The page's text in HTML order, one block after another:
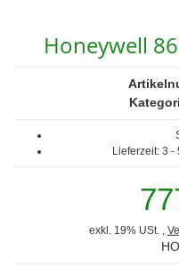
Honeywell
Lieferzeit: 3 -
exkl. 19% USt. ,